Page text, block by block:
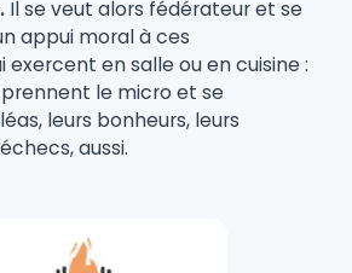
Il se veut alors fédérateur et se
appui moral à ces
exercent en salle ou en cuisine :
le micro et se
leurs bonheurs, leurs
aussi.